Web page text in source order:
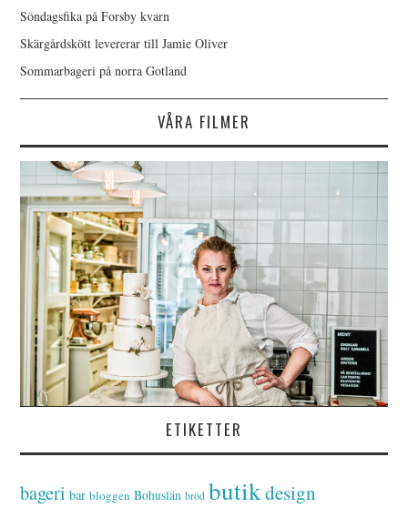
Söndagsfika på Forsby kvarn
Skärgårdskött levererar till Jamie Oliver
Sommarbageri på norra Gotland
VÅRA FILMER
ETIKETTER
bageri bar bloggen Bohuslän bröd butikdesign